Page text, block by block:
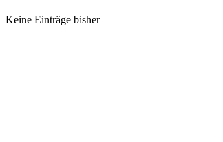
Keine Einträge bisher